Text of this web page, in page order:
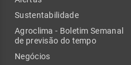
Sustentabilidade
Agroclima - Boletim Semanal
de previsão do tempo
Negócios